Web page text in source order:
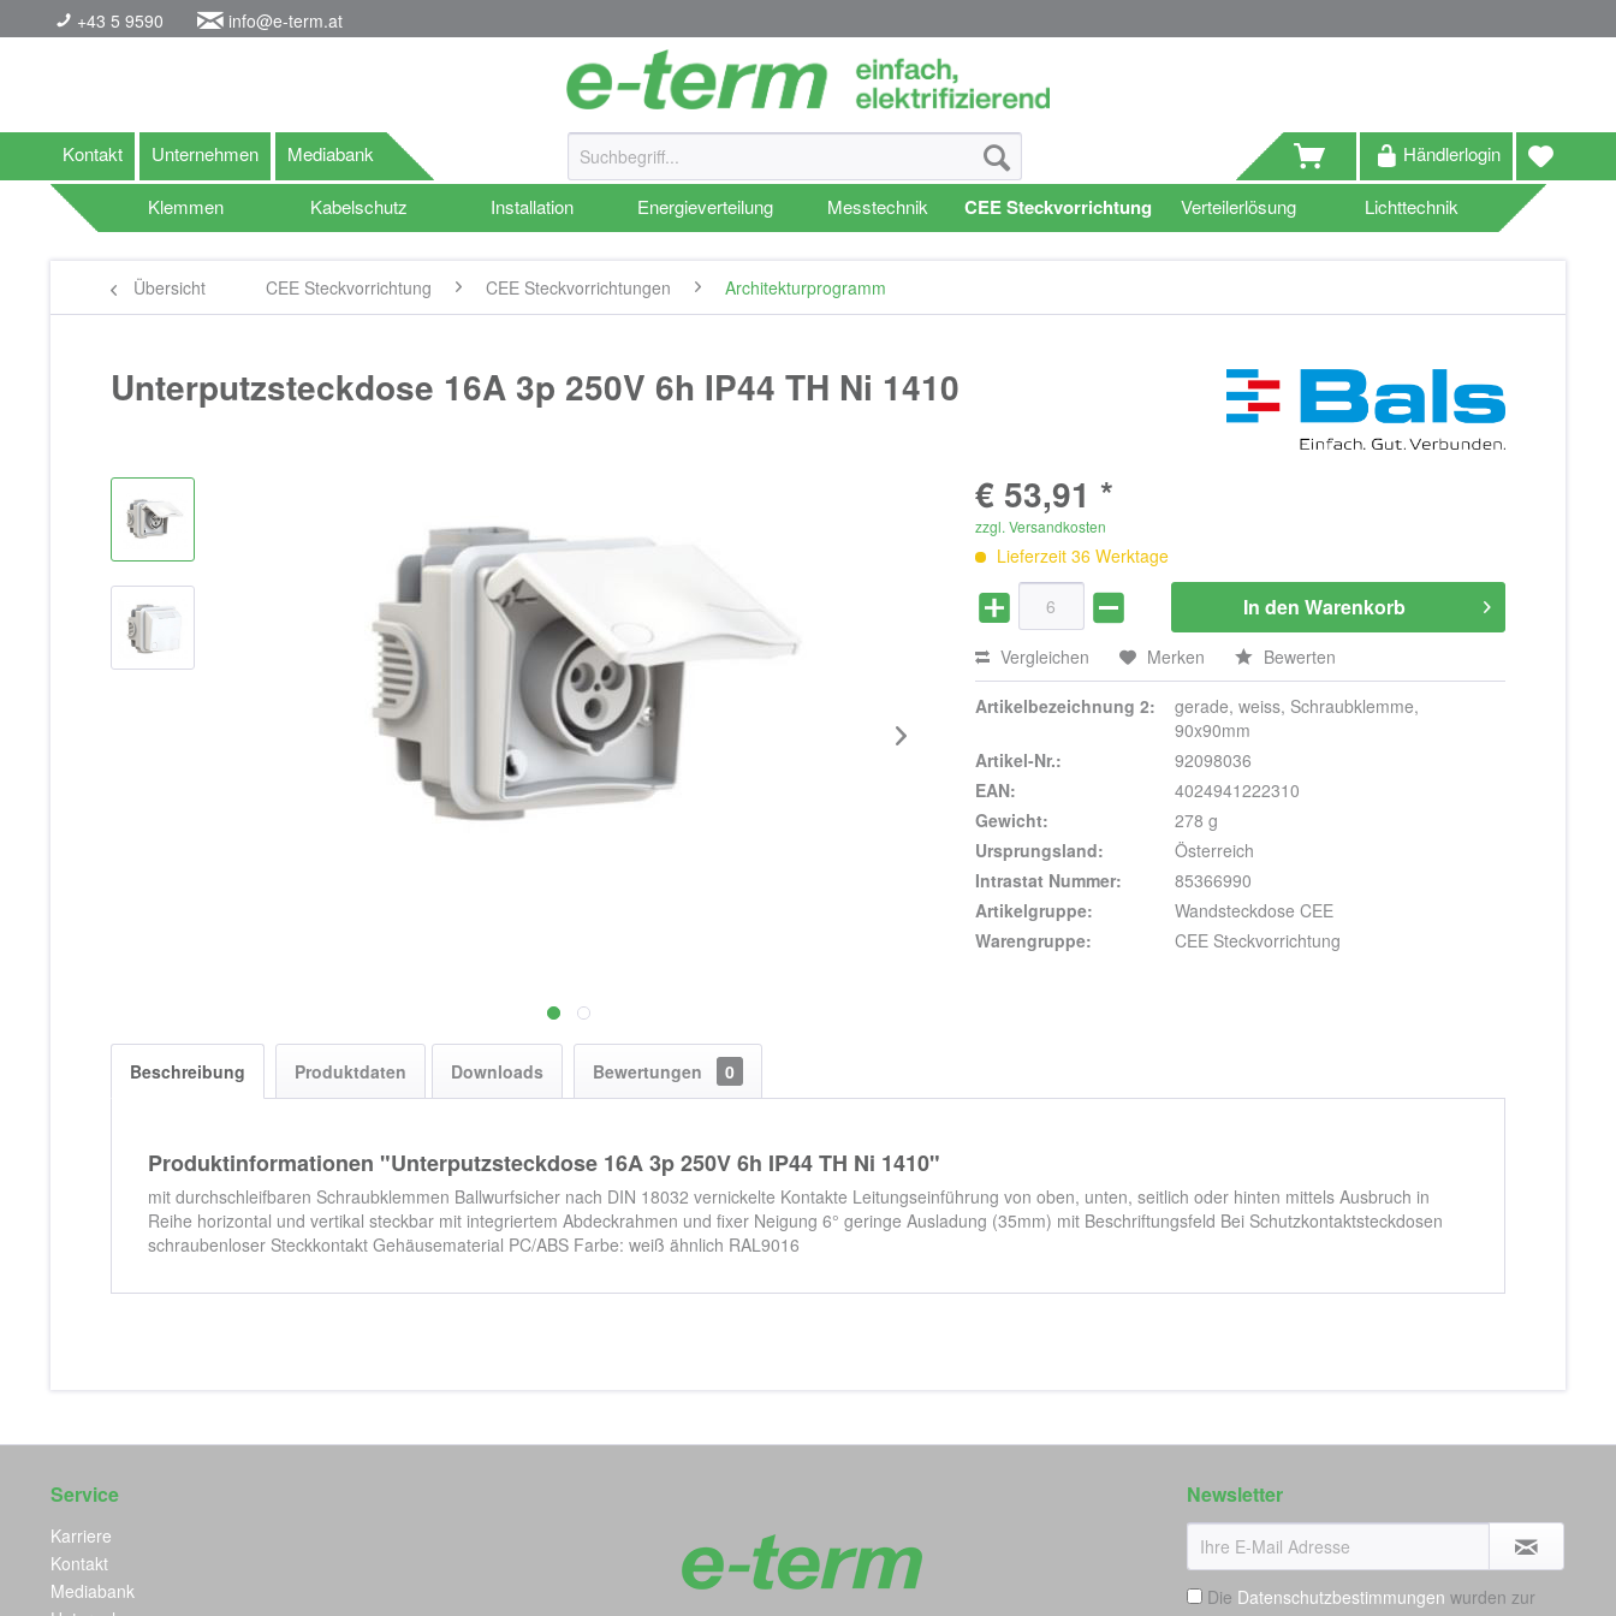
+43 5 9590 info@e-term.at
Kontakt Unternehmen Mediabank Händlerlogin
Klemmen Kabelschutz Installation Energieverteilung Messtechnik CEE Steckvorrichtung Verteilerlösung Lichttechnik
Übersicht CEE Steckvorrichtung CEE Steckvorrichtungen Architekturprogramm
Unterputzsteckdose 16A 3p 250V 6h IP44 TH Ni 1410
€ 53,91 *
zzgl. Versandkosten
Lieferzeit 36 Werktage
In den Warenkorb
Vergleichen Merken Bewerten
Artikelbezeichnung 2:
gerade, weiss, Schraubklemme,
90x90mm
Artikel-Nr.:
92098036
EAN:
4024941222310
Gewicht:
278 g
Ursprungsland:
Österreich
Intrastat Nummer:
85366990
Artikelgruppe:
Wandsteckdose CEE
Warengruppe:
CEE Steckvorrichtung
Beschreibung Produktdaten Downloads Bewertungen 0
Produktinformationen "Unterputzsteckdose 16A 3p 250V 6h IP44 TH Ni 1410"
mit durchschleifbaren Schraubklemmen Ballwurfsicher nach DIN 18032 vernickelte Kontakte Leitungseinführung von oben, unten, seitlich oder hinten mittels Ausbruch in
Reihe horizontal und vertikal steckbar mit integriertem Abdeckrahmen und fixer Neigung 6° geringe Ausladung (35mm) mit Beschriftungsfeld Bei Schutzkontaktsteckdosen
schraubenloser Steckkontakt Gehäusematerial PC/ABS Farbe: weiß ähnlich RAL9016
Service
Karriere
Kontakt
Mediabank
Newsletter
Die Datenschutzbestimmungen wurden zur